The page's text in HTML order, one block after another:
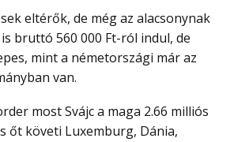
bruttó 560 000 Ft-ról indul, de
mint a németországi már az
van.
őt követi Luxemburg, Dánia,